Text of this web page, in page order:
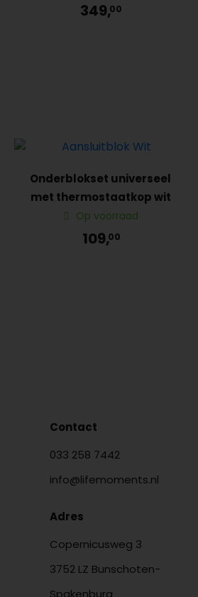
349,00
Onderblokset universeel
met thermostaatkop wit
Op voorraad
109,00
Contact
033 258 7442
info@lifemoments.nl
Adres
Copernicusweg 3
3752 LZ Bunschoten-
Spakenburg